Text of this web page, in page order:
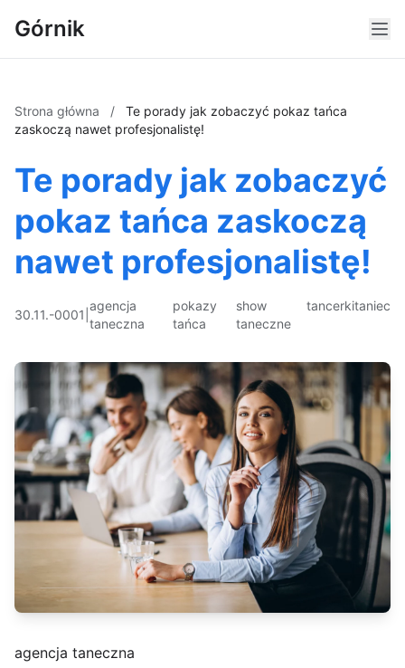
Górnik
Strona główna /
Te porady jak zobaczyć pokaz tańca
zaskoczą nawet profesjonalistę!
Te porady jak zobaczyć
pokaz tańca zaskoczą
nawet profesjonalistę!
30.11.-0001
agencja
taneczna
pokazy
tańca
show
taneczne
tancerkitaniec
agencja taneczna